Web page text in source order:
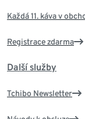
Každá 11. káva v
Registrace zdarma
Další služby
Tchibo Newsletter